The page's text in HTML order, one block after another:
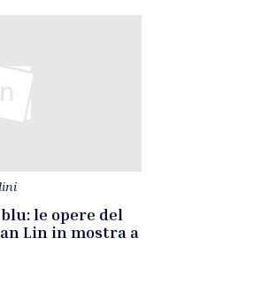
le opere del
Lin in mostra a